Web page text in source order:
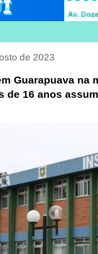
de 2023
Guarapuava na
de 16 anos